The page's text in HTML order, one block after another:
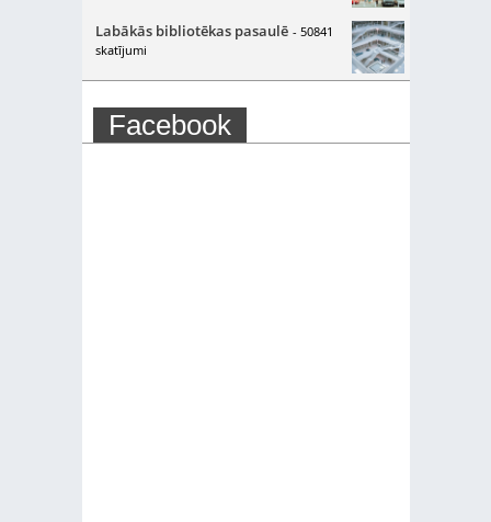
Labākās bibliotēkas pasaulē - 50841
skatījumi
Facebook